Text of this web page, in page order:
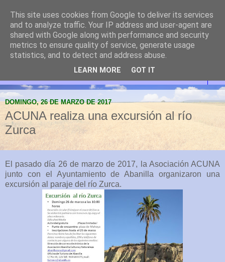
Abanilla Cultura y
Naturaleza
DOMINGO, 26 DE MARZO DE 2017
ACUNA realiza una excursión al río
Zurca
El pasado día 26 de marzo de 2017, la Asociación ACUNA
junto con el Ayuntamiento de Abanilla organizaron una
excursión al paraje del río Zurca.
This site uses cookies from Google to deliver its services
and to analyze traffic. Your IP address and user-agent are
shared with Google along with performance and security
metrics to ensure quality of service, generate usage
statistics, and to detect and address abuse.
LEARN MORE GOT IT